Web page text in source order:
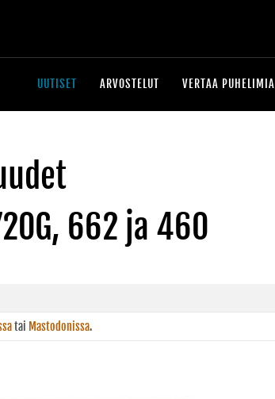
UUTISET ARVOSTELUT VERTAA PUHELIMIA
662 ja 460
tai Mastodonissa.